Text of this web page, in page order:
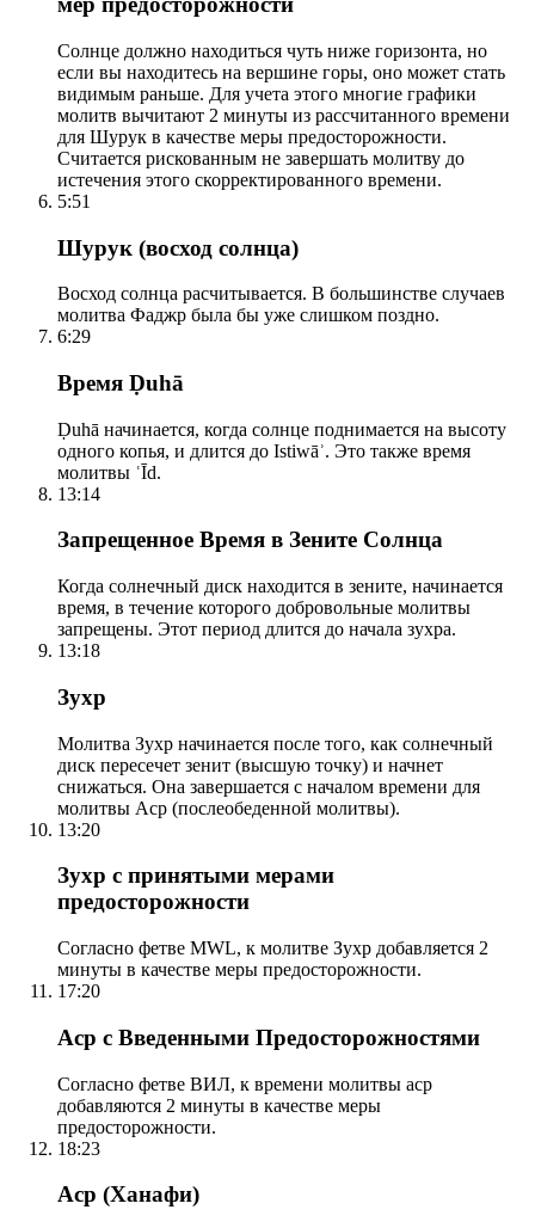
Солнце должно находиться чуть ниже горизонта, но
если вы находитесь на вершине горы, оно может стать
видимым раньше. Для учета этого многие графики
молитв вычитают 2 минуты из рассчитанного времени
для Шурук в качестве меры предосторожности.
Считается рискованным не завершать молитву до
истечения этого скорректированного времени.
5:51
Шурук (восход солнца)
Восход солнца расчитывается. В большинстве случаев
молитва Фаджр была бы уже слишком поздно.
6:29
Время Ḍuhā
Ḍuhā начинается, когда солнце поднимается на высоту
одного копья, и длится до Istiwāʾ. Это также время
молитвы ʿĪd.
13:14
Запрещенное Время в Зените Солнца
Когда солнечный диск находится в зените, начинается
время, в течение которого добровольные молитвы
запрещены. Этот период длится до начала зухра.
13:18
Зухр
Молитва Зухр начинается после того, как солнечный
диск пересечет зенит (высшую точку) и начнет
снижаться. Она завершается с началом времени для
молитвы Аср (послеобеденной молитвы).
13:20
Зухр с принятыми мерами
предосторожности
Согласно фетве MWL, к молитве Зухр добавляется 2
минуты в качестве меры предосторожности.
17:20
Аср с Введенными Предосторожностями
Согласно фетве ВИЛ, к времени молитвы аср
добавляются 2 минуты в качестве меры
предосторожности.
18:23
Аср (Ханафи)